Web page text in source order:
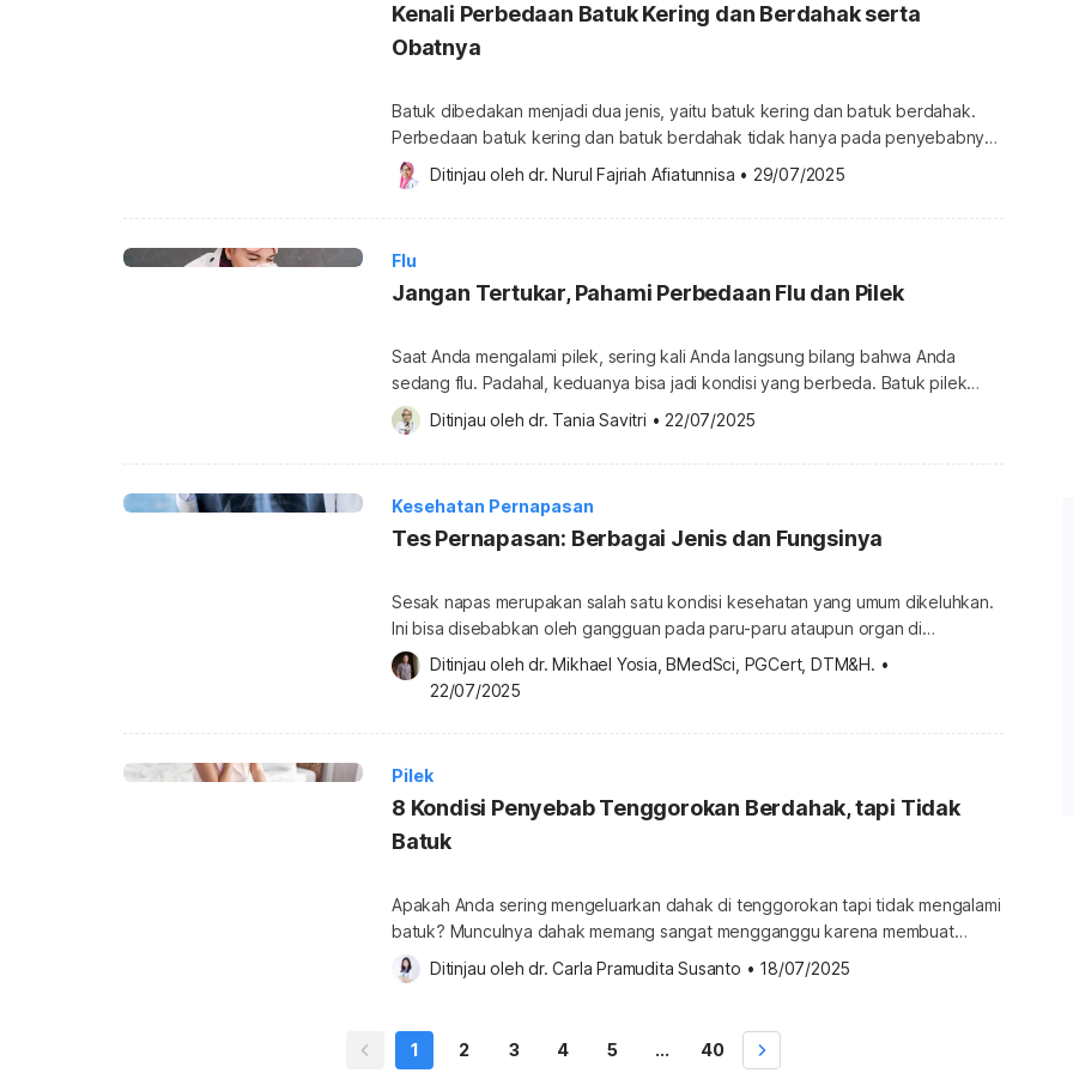
Kenali Perbedaan Batuk Kering dan Berdahak serta
Obatnya
Batuk dibedakan menjadi dua jenis, yaitu batuk kering dan batuk berdahak.
Perbedaan batuk kering dan batuk berdahak tidak hanya pada penyebabnya,
tapi juga gejala dan cara mengobatinya. Lantas, apa perbedaan batuk kering
dan batuk berdahak? Yuk, cari tahu jawabannya pada artikel berikut.
Perbedaan gejala batuk kering dan batuk berdahak Perbedaan batuk kering
Ditinjau oleh dr. Nurul Fajriah Afiatunnisa • 29/07/2025
Flu
Jangan Tertukar, Pahami Perbedaan Flu dan Pilek
Saat Anda mengalami pilek, sering kali Anda langsung bilang bahwa Anda
sedang flu. Padahal, keduanya bisa jadi kondisi yang berbeda. Batuk pilek
biasa tidak berarti Anda pasti kena flu, meskipun saat kena influenza Anda
biasanya mengalami batuk dan pilek. Jangan dulu mengernyitkan dahi. Mari
kupas tuntas perbedaan flu dan pilek berikut ini. Perbedaan flu dan pilek […]
Ditinjau oleh dr. Tania Savitri • 22/07/2025
Kesehatan Pernapasan
Tes Pernapasan: Berbagai Jenis dan Fungsinya
Sesak napas merupakan salah satu kondisi kesehatan yang umum dikeluhkan.
Ini bisa disebabkan oleh gangguan pada paru-paru ataupun organ di
sekitarnya. Menjalani tes pernapasan akan membantu dokter mendapatkan
diagnosis yang tepat mengenai kondisi yang Anda alami. Bagaimana cara
tersedia? Berikut informasinya. Berbagai jenis tes pernapasan Tes pernapasan
Ditinjau oleh dr. Mikhael Yosia, BMedSci, PGCert, DTM&H. •
22/07/2025
Pilek
8 Kondisi Penyebab Tenggorokan Berdahak, tapi Tidak
Batuk
Apakah Anda sering mengeluarkan dahak di tenggorokan tapi tidak mengalami
batuk? Munculnya dahak memang sangat mengganggu karena membuat
bagian tenggorokan terasa seperti mengganjal. Lantas, apa yang
menyebabkan tenggorokan berdahak tapi tidak batuk ataupun flu? Di bawah
tanpa disertai batuk bisa saja terjadi, dan dalam banyak kasus masih […]
Ditinjau oleh dr. Carla Pramudita Susanto • 18/07/2025
1 2 3 4 5 ... 40